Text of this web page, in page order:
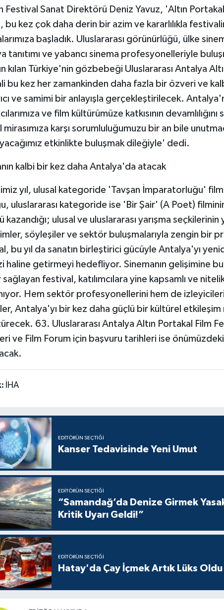
Festival Sanat Direktörü Deniz Yavuz, 'Altın Portakal
bu kez çok daha derin bir azim ve kararlılıkla
başladık. Uluslararası görünürlüğü, ülke
tanıtımı ve yabancı sinema profesyonelleriyle
kılan Türkiye'nin gözbebeği Uluslararası Antalya
bu kez her zamankinden daha fazla bir özveri ve
ve samimi bir anlayışla gerçekleştirilecek.
ve film kültürümüze katkısının
karşı sorumluluğumuzu bir an bile
etkinlikte buluşmak dileğiyle' dedi.
kalbi bir kez daha Antalya'da atacak
yıl, ulusal kategoride 'Tavşan İmparatorluğu'
uluslararası kategoride ise 'Bir Şair' (A Poet)
kazandığı; ulusal ve uluslararası yarışma seçkilerinin
söyleşiler ve sektör buluşmalarıyla zengin bir
bu yıl da sanatın birleştirici gücüyle Antalya'yı
haline getirmeyi hedefliyor. Sinemanın gelişimine
sağlayan festival, katılımcılara yine kapsamlı ve
Hem sektör profesyonellerini hem de
Antalya'yı bir kez daha güçlü bir kültürel etkileşim
63. Uluslararası Antalya Altın Portakal Film
ve Film Forum için başvuru tarihleri ise
İHA
EDITÖRÜN SEÇTIĞI
Kanser Tedavisinde Yeni Umut
EDITÖRÜN SEÇTIĞI
“Samandağ’da Denize Girmek
Kritik Uyarı Geldi!”
EDITÖRÜN SEÇTIĞI
Hatay'da Çay İçmek Artık Lüks Oldu